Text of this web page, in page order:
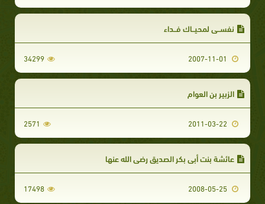
نفســي لمحيــاك فــداء
34299
الزبير بن العوام
2571
عائشة بنت أبي بكر الصديق رضي الله عنها
17498